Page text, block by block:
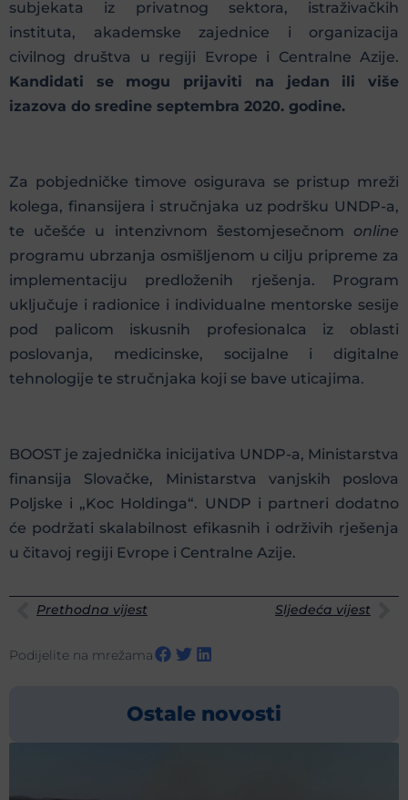
subjekata iz privatnog sektora, istraživačkih
instituta, akademske zajednice i organizacija
civilnog društva u regiji Evrope i Centralne Azije.
Kandidati se mogu prijaviti na jedan ili više
izazova do sredine septembra 2020. godine.
Za pobjedničke timove osigurava se pristup mreži
kolega, finansijera i stručnjaka uz podršku UNDP-a,
te učešće u intenzivnom šestomjesečnom online
programu ubrzanja osmišljenom u cilju pripreme za
implementaciju predloženih rješenja. Program
uključuje i radionice i individualne mentorske sesije
pod palicom iskusnih profesionalca iz oblasti
poslovanja, medicinske, socijalne i digitalne
tehnologije te stručnjaka koji se bave uticajima.
BOOST je zajednička inicijativa UNDP-a, Ministarstva
finansija Slovačke, Ministarstva vanjskih poslova
Poljske i „Koc Holdinga“. UNDP i partneri dodatno
će podržati skalabilnost efikasnih i održivih rješenja
u čitavoj regiji Evrope i Centralne Azije.
Prethodna vijest Sljedeća vijest
Podijelite na mrežama
Ostale novosti